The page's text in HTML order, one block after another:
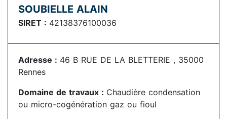
SOUBIELLE ALAIN
SIRET : 42138376100036
Adresse : 46 B RUE DE LA BLETTERIE , 35000
Rennes
Domaine de travaux : Chaudière condensation
ou micro-cogénération gaz ou fioul